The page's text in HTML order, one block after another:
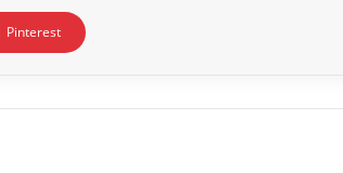
Pinterest